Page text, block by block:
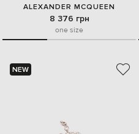
ALEXANDER MCQUEEN
8 376 грн
one size
NEW